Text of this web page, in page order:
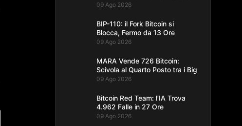
09 Ago 2026
BIP-110: il Fork Bitcoin si
Blocca, Fermo da 13 Ore
09 Ago 2026
MARA Vende 726 Bitcoin:
Scivola al Quarto Posto tra i Big
09 Ago 2026
Bitcoin Red Team: l’IA Trova
4.962 Falle in 27 Ore
09 Ago 2026